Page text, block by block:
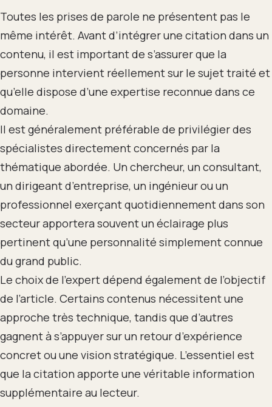
Toutes les prises de parole ne présentent pas le
même intérêt. Avant d’intégrer une citation dans un
contenu, il est important de s’assurer que la
personne intervient réellement sur le sujet traité et
qu’elle dispose d’une expertise reconnue dans ce
domaine.
Il est généralement préférable de privilégier des
spécialistes directement concernés par la
thématique abordée. Un chercheur, un consultant,
un dirigeant d’entreprise, un ingénieur ou un
professionnel exerçant quotidiennement dans son
secteur apportera souvent un éclairage plus
pertinent qu’une personnalité simplement connue
du grand public.
Le choix de l’expert dépend également de l’objectif
de l’article. Certains contenus nécessitent une
approche très technique, tandis que d’autres
gagnent à s’appuyer sur un retour d’expérience
concret ou une vision stratégique. L’essentiel est
que la citation apporte une véritable information
supplémentaire au lecteur.